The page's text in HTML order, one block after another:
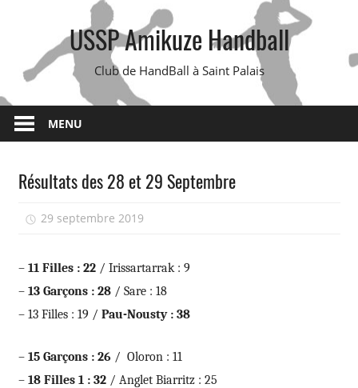
USSP Amikuze Handball
Club de HandBall à Saint Palais
MENU
Résultats des 28 et 29 Septembre
29 septembre 2019
– 11 Filles : 22/ Irissartarrak : 9
–13 Garçons : 28/ Sare : 18
– 13 Filles : 19 / Pau-Nousty : 38
– 15 Garçons : 26 / Oloron : 11
– 18 Filles 1 : 32/ Anglet Biarritz : 25